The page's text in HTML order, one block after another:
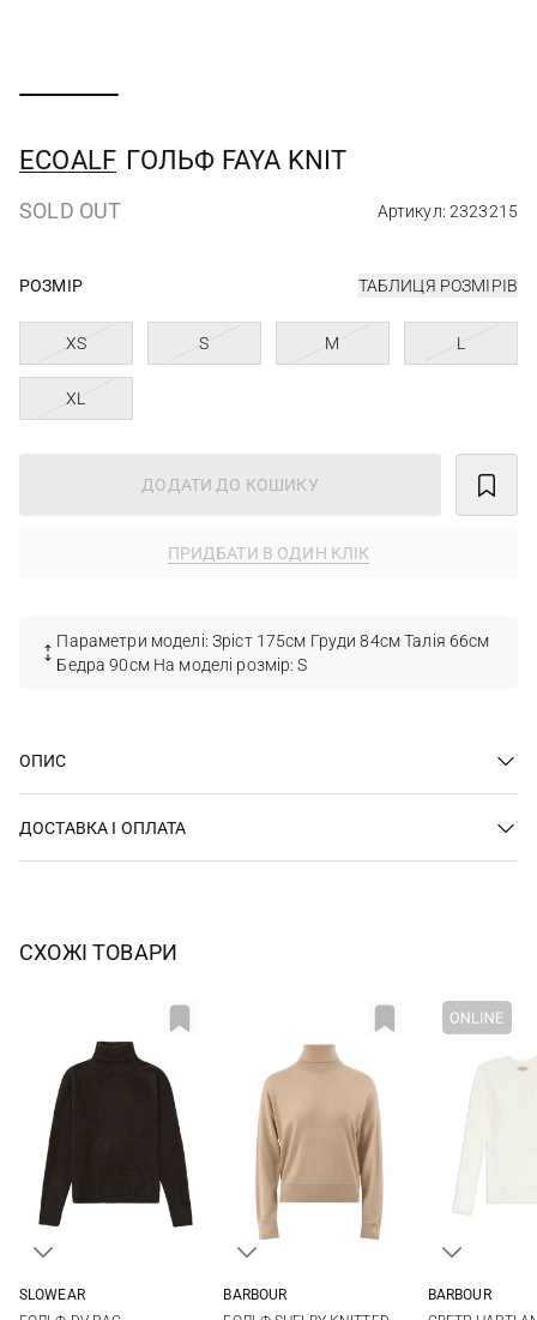
ECOALF ГОЛЬФ FAYA KNIT
SOLD OUT Артикул: 2323215
РОЗМІР ТАБЛИЦЯ РОЗМІРІВ
XS S M L
XL
ДОДАТИ ДО КОШИКУ
ПРИДБАТИ В ОДИН КЛІК
Параметри моделі: Зріст 175см Груди 84см Талія 66см
Бедра 90см На моделі розмір: S
ОПИС
ДОСТАВКА І ОПЛАТА
СХОЖІ ТОВАРИ
SLOWEAR
BARBOUR
BARBOUR